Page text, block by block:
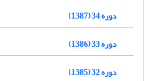
دوره 34 (1387)
دوره 33 (1386)
دوره 32 (1385)